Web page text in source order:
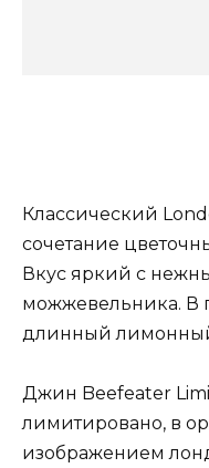
Классический
сочетание
Вкус яркий с
можжевельника. В
длинный
Джин Beefeater
лимитировано, в
изображением